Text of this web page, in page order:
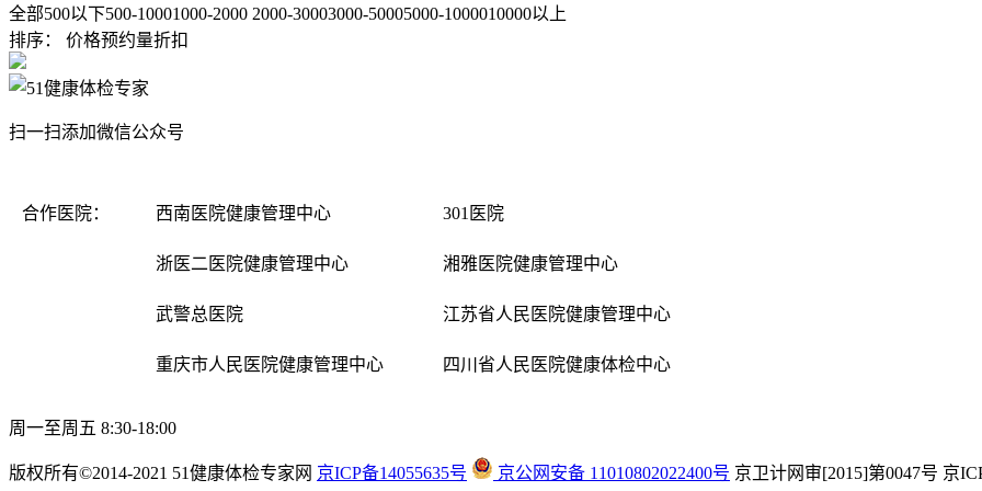
全部500以下500-10001000-2000 2000-30003000-50005000-1000010000以上
排序： 价格预约量折扣
扫一扫添加微信公众号
合作医院： 西南医院健康管理中心 301医院
浙医二医院健康管理中心 湘雅医院健康管理中心
武警总医院 江苏省人民医院健康管理中心
重庆市人民医院健康管理中心 四川省人民医院健康体检中心
周一至周五 8:30-18:00
版权所有©2014-2021 51健康体检专家网 京ICP备14055635号 京公网安备 11010802022400号 京卫计网审[2015]第0047号 京